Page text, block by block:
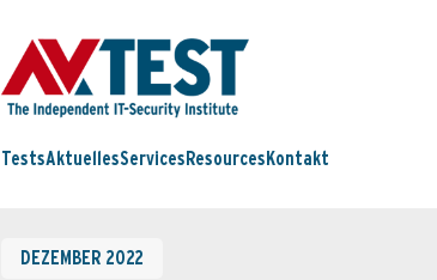
TestsAktuellesServices Resources Kontakt
DEZEMBER 2022